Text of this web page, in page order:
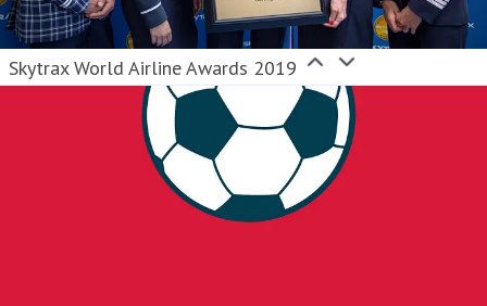
Skytrax World Airline Awards 2019